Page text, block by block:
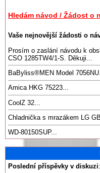
Hledám návod / Žádost o
Vaše nejnovější žádosti o
Prosím o zaslání návodu k
CSO 1285TW4/1-S. Děkuji...
BaByliss®️MEN Model
Amica HKG 75223...
CoolZ 32...
Chladnička s mrazákem LG
WD-80150SUP...
Poslední příspěvky v diskuzi: